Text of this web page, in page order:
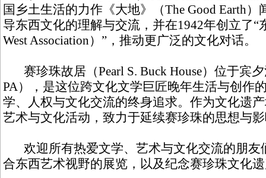
国乡土生活的力作《大地》（The Good Earth
导东西文化的理解与交流，并在1942年创立了“
West Association）”，推动更广泛的文化对话。
赛珍珠故居（Pearl S. Buck House）位于宾夕
PA），是这位跨文化文学巨匠晚年生活与创作
学、人权与文化交流的终身追求。作为文化遗
艺术与文化活动，致力于延续赛珍珠的思想与
欢迎所有热爱文学、艺术与文化交流的朋友
合东西艺术视野的展览，以及纪念赛珍珠文化